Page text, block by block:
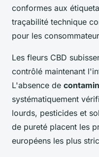
conformes aux
traçabilité technique
pour les
Les fleurs CBD
contrôlé maintenant
L'absence de
systématiquement
lourds, pesticides et
de pureté placent les
européens les plus